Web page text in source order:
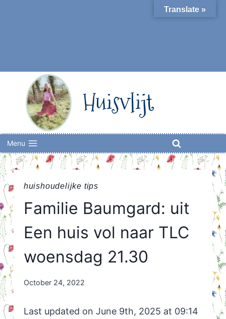
Huisvlijt
Menu
huishoudelijke tips
Familie Baumgard: uit
Een huis vol naar TLC
woensdag 21.30
By
October 24, 2022
Last updated on June 9th, 2025 at 09:14
Translate »